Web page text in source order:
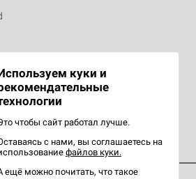
куки и
чтобы сайт работал лучше.
с нами, вы соглашаетесь на
файлов куки.
ещё можно почитать, что такое